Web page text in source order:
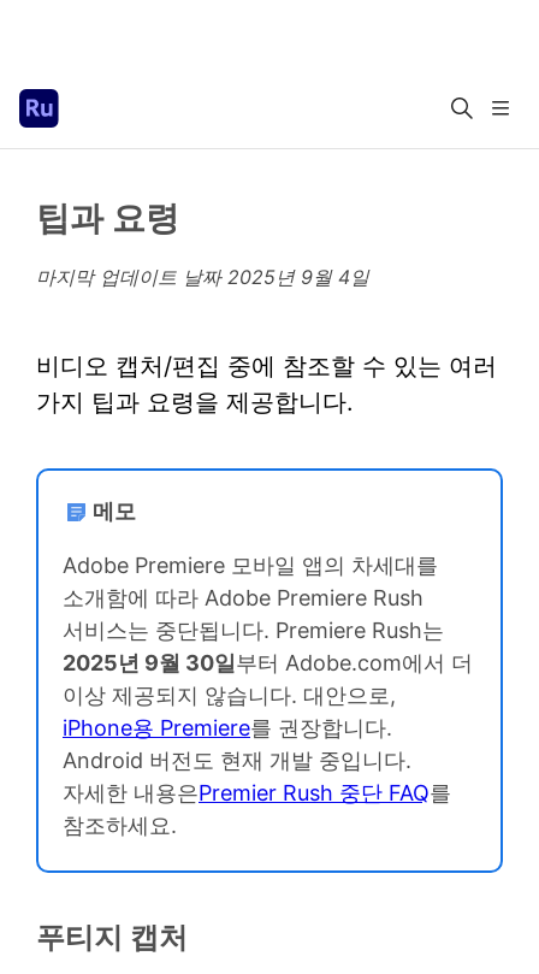
팁과 요령
마지막 업데이트 날짜 2025년 9월 4일
비디오 캡처/편집 중에 참조할 수 있는 여러
가지 팁과 요령을 제공합니다.
메모
Adobe Premiere 모바일 앱의 차세대를
소개함에 따라 Adobe Premiere Rush
서비스는 중단됩니다. Premiere Rush는
2025년 9월 30일 부터 Adobe.com에서 더
이상 제공되지 않습니다. 대안으로,
iPhone용 Premiere를 권장합니다.
Android 버전도 현재 개발 중입니다.
자세한 내용은Premier Rush 중단 FAQ를
참조하세요.
푸티지 캡처